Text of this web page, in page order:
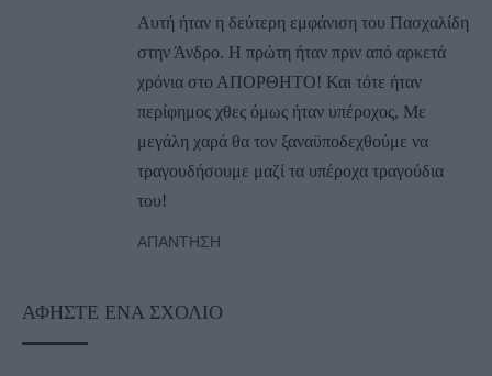
Αυτή ήταν η δεύτερη εμφάνιση του Πασχαλίδη
στην Άνδρο. Η πρώτη ήταν πριν από αρκετά
χρόνια στο ΑΠΟΡΘΗΤΟ! Και τότε ήταν
περίφημος χθες όμως ήταν υπέροχος, Με
μεγάλη χαρά θα τον ξαναϋποδεχθούμε να
τραγουδήσουμε μαζί τα υπέροχα τραγούδια
του!
ΑΠΆΝΤΗΣΗ
ΑΦΉΣΤΕ ΈΝΑ ΣΧΌΛΙΟ